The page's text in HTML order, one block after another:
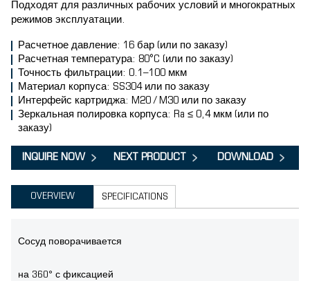
Подходят для различных рабочих условий и многократных
режимов эксплуатации.
Расчетное давление: 16 бар (или по заказу)
Расчетная температура: 80°C (или по заказу)
Точность фильтрации: 0.1–100 мкм
Материал корпуса: SS304 или по заказу
Интерфейс картриджа: M20 / M30 или по заказу
Зеркальная полировка корпуса: Ra ≤ 0,4 мкм (или по
заказу)
INQUIRE NOW NEXT PRODUCT DOWNLOAD
OVERVIEW SPECIFICATIONS
Сосуд поворачивается
на 360° с фиксацией